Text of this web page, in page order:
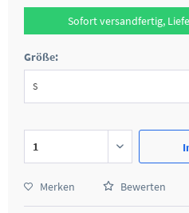
Sofort versandfertig,
Größe:
Merken Bewerten